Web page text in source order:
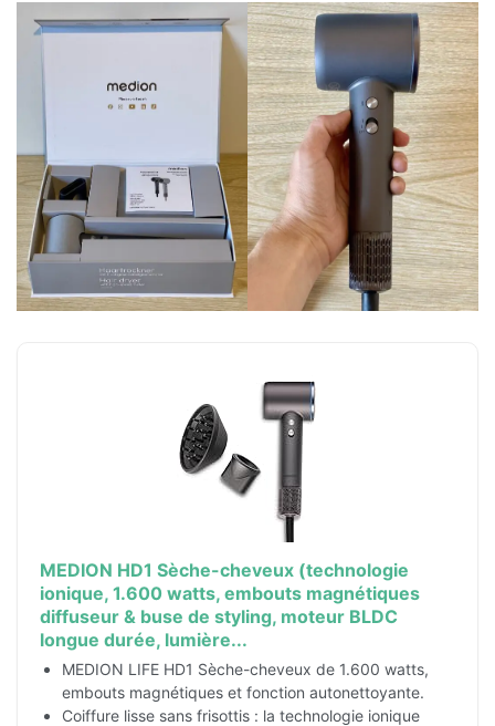
MEDION HD1 Sèche-cheveux (technologie
ionique, 1.600 watts, embouts magnétiques
diffuseur & buse de styling, moteur BLDC
longue durée, lumière...
MEDION LIFE HD1 Sèche-cheveux de 1.600 watts,
embouts magnétiques et fonction autonettoyante.
Coiffure lisse sans frisottis : la technologie ionique